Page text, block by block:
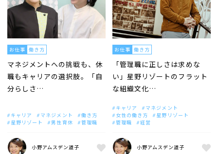
お仕事 働き方
マネジメントへの挑戦も、休
職もキャリアの選択肢。「自
分らしさ…
キャリア マネジメント
働き方
星野リゾート
男性育休 管理職
小野アムスデン道子
お仕事 働き方
「管理職に正しさは求めな
い」星野リゾートのフラット
な組織文化…
キャリア
マネジメント
女性の働き方
星野リゾート
管理職
経営
小野アムスデン道子